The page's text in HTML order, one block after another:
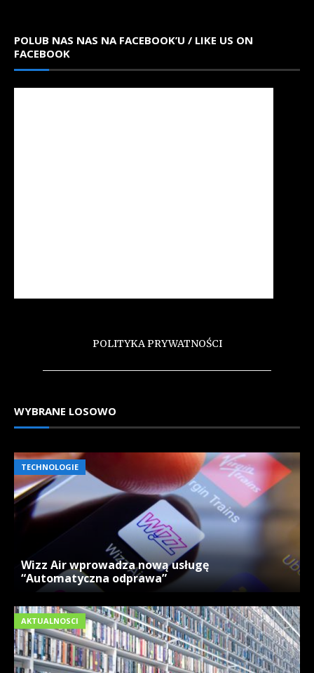
POLUB NAS NAS NA FACEBOOK’U / LIKE US ON
FACEBOOK
POLITYKA PRYWATNOŚCI
WYBRANE LOSOWO
TECHNOLOGIE
Wizz Air wprowadza nową usługę
“Automatyczna odprawa”
AKTUALNOSCI